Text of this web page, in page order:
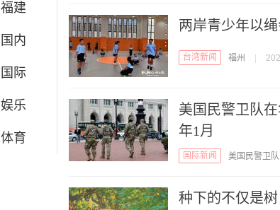
福建
国内
国际
娱乐
体育
两岸青少年以
台湾新闻 福州
美国民警卫队
年1月
国际新闻 美国民警卫队
种下的不仅是